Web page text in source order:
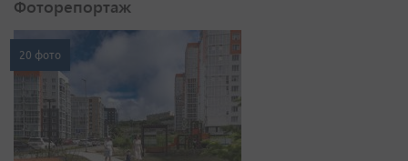
Фоторепортаж
20 фото